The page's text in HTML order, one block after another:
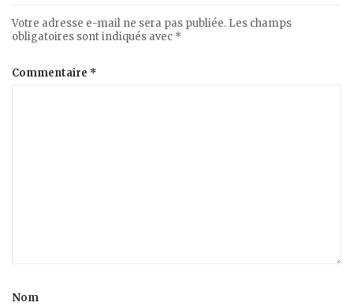
Votre adresse e-mail ne sera pas publiée. Les champs
obligatoires sont indiqués avec *
Commentaire *
Nom